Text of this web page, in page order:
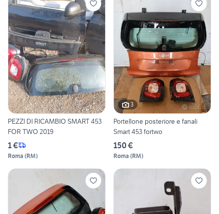
PEZZI DI RICAMBIO SMART 453
FOR TWO 2019
1 €
Roma (RM)
3
Portellone posteriore e fanali
Smart 453 fortwo
150 €
Roma (RM)